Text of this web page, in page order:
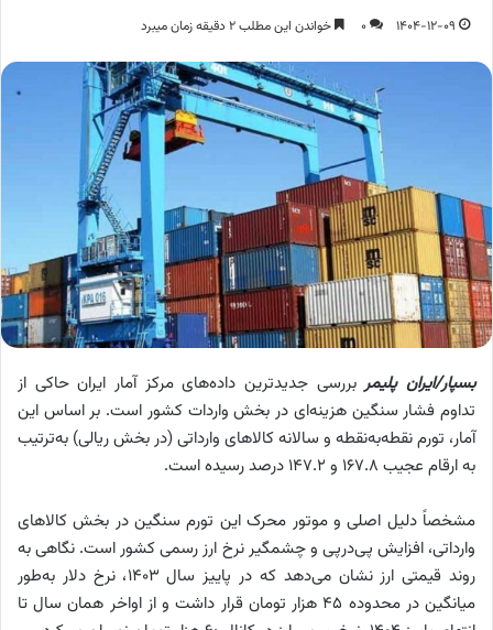
1404-12-09
0 خواندن این مطلب 2 دقیقه زمان میبرد
بسپار/ایران پلیمربررسی جدیدترین داده‌های مرکز آمار ایران حاکی از
تداوم فشار سنگین هزینه‌ای در بخش واردات کشور است. بر اساس این
آمار، تورم نقطه‌به‌نقطه و سالانه کالاهای وارداتی (در بخش ریالی) به‌ترتیب
به ارقام عجیب 167.8 و 147.2 درصد رسیده است.
مشخصاً دلیل اصلی و موتور محرک این تورم سنگین در بخش کالاهای
وارداتی، افزایش پی‌درپی و چشمگیر نرخ ارز رسمی کشور است. نگاهی به
روند قیمتی ارز نشان می‌دهد که در پاییز سال 1403، نرخ دلار به‌طور
میانگین در محدوده 45 هزار تومان قرار داشت و از اواخر همان سال تا